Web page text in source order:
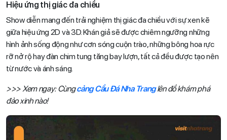
Hiệu ứng thị giác đa chiều
Show diễn mang đến trải nghiệm thị giác đa chiều với sự xen kẽ
giữa hiệu ứng 2D và 3D. Khán giả sẽ được chiêm ngưỡng những
hình ảnh sống động như cơn sóng cuộn trào, những bông hoa rực
rỡ nở rộ hay đàn chim tung tăng bay lượn, tất cả đều được tạo nên
từ nước và ánh sáng.
>>> Xem ngay: Cùngcảng Cầu Đá Nha Tranglên đồ khám phá
đảo xinh nào!